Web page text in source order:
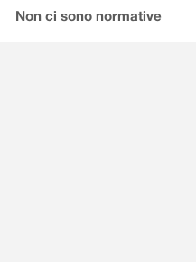
Non ci sono normative